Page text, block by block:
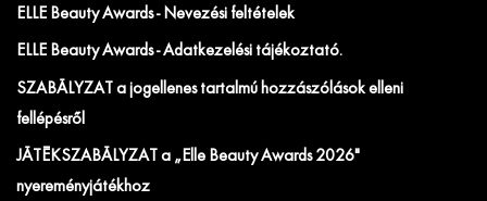
ELLE Beauty Awards - Nevezési feltételek
ELLE Beauty Awards - Adatkezelési tájékoztató.
SZABÁLYZAT a jogellenes tartalmú hozzászólások elleni
fellépésről
JÁTÉKSZABÁLYZAT a „Elle Beauty Awards 2026"
nyereményjátékhoz